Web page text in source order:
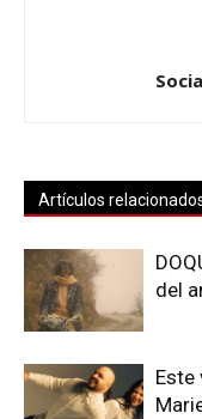
Artículos
del
Este